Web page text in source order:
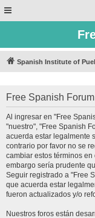
Spanish Institute of
Free Spanish
Al ingresar en "Free
"nuestro", "Free Spanish
acuerda estar legalmente
contrario por favor no se
cambiar estos términos
embargo sería prudente
Seguir registrado a "Free
que acuerda estar
fueron actualizados y/o
Nuestros foros están